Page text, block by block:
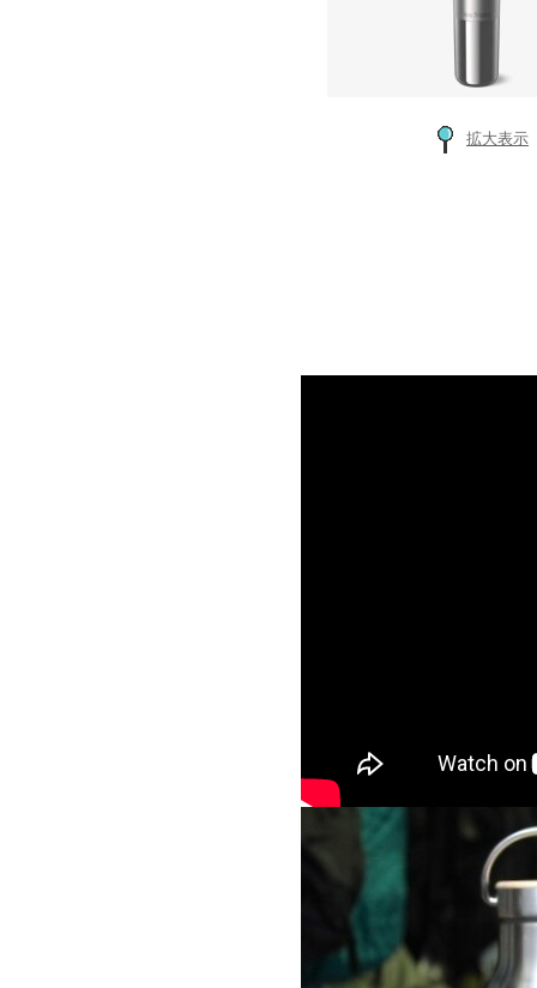
拡大表示